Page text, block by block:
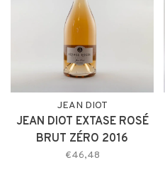
JEAN DIOT
JEAN DIOT EXTASE ROSÉ
BRUT ZÉRO 2016
€46,48